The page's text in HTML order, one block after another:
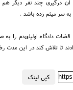
آن درگیری چند نفر دیگر
سر میثم زده باشد .
قضات دادگاه اولیای‌دم را
مهلت 10 روزه دادند تا تلاش کند در
کپی لینک